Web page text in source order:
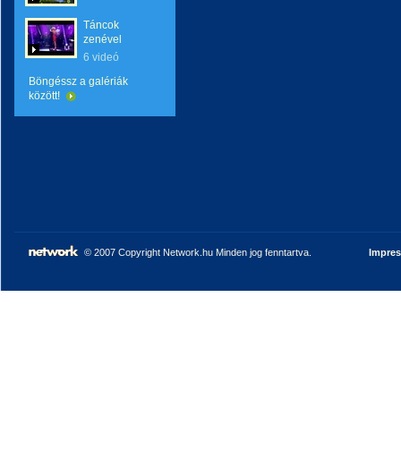
Táncok
zenével
6 videó
Böngéssz a galériák
között!
© 2007 Copyright Network.hu Minden jog fenntartva.